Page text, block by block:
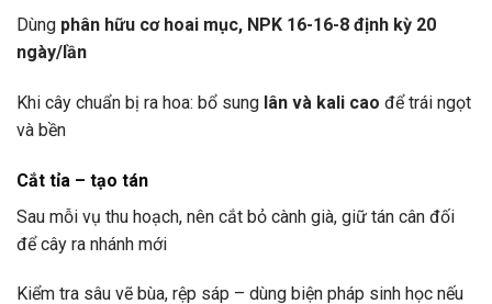
Dùng phân hữu cơ hoai mục, NPK 16-16-8 định kỳ 20
ngày/lần
Khi cây chuẩn bị ra hoa: bổ sung lân và kali cao để trái ngọt
và bền
Cắt tỉa – tạo tán
Sau mỗi vụ thu hoạch, nên cắt bỏ cành già, giữ tán cân đối
để cây ra nhánh mới
Kiểm tra sâu vẽ bùa, rệp sáp – dùng biện pháp sinh học nếu